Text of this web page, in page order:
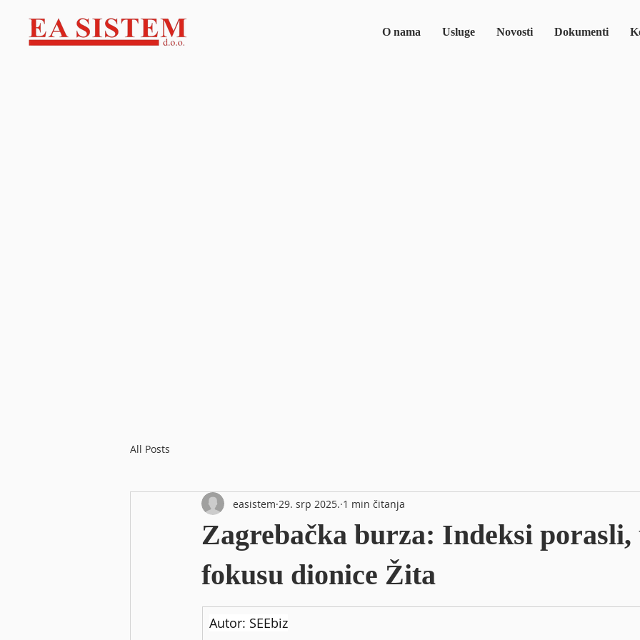
O nama Usluge Novosti Dokumenti
All Posts
Zagrebačka burza: Indeksi porasli,
fokusu dionice Žita
easistem 29. srp 2025. 1 min čitanja
Autor: SEEbiz